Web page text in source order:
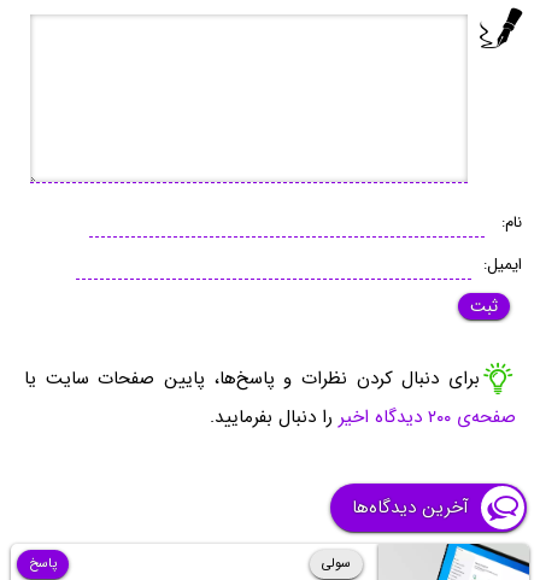
نام:
ایمیل:
برای دنبال کردن نظرات و پاسخ‌ها، پایین صفحات سایت یا
صفحه‌ی ۲۰۰ دیدگاه اخیر
را دنبال بفرمایید.
آخرین دیدگاه‌ها
سولی
پاسخ